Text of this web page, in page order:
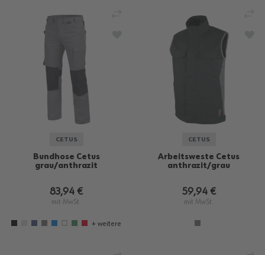
CETUS
Bundhose Cetus
grau/anthrazit
83,94 €
mit MwSt.
+ weitere
ZUR WUNSCHLISTE HINZUFÜGEN
CETUS
Arbeitsweste Cetus
anthrazit/grau
59,94 €
mit MwSt.